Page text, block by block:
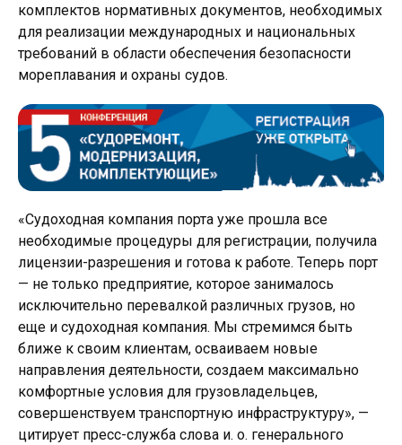
комплектов нормативных документов, необходимых
для реализации международных и национальных
требований в области обеспечения безопасности
мореплавания и охраны судов.
«Судоходная компания порта уже прошла все
необходимые процедуры для регистрации, получила
лицензии-разрешения и готова к работе. Теперь порт
— не только предприятие, которое занималось
исключительно перевалкой различных грузов, но
еще и судоходная компания. Мы стремимся быть
ближе к своим клиентам, осваиваем новые
направления деятельности, создаем максимально
комфортные условия для грузовладельцев,
совершенствуем транспортную инфраструктуру», —
цитирует пресс-служба слова и. о. генерального